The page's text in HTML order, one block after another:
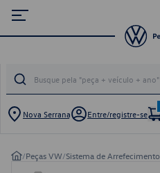
Nova Serrana Entre/registre-se
/Peças VW/Sistema de Arrefecimento